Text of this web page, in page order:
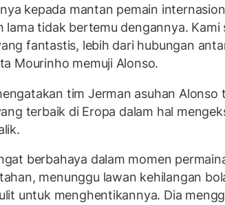
kepada mantan pemain
lama tidak bertemu dengannya. Kami
fantastis, lebih dari hubungan
Mourinho memuji Alonso.
tim Jerman asuhan Alonso
terbaik di Eropa dalam hal
berbahaya dalam momen
menunggu lawan kehilangan
untuk menghentikannya. Dia